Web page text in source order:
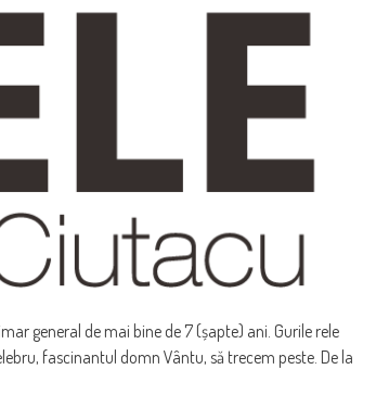
general de mai bine de 7 (șapte) ani. Gurile rele
fascinantul domn Vântu, să trecem peste. De la